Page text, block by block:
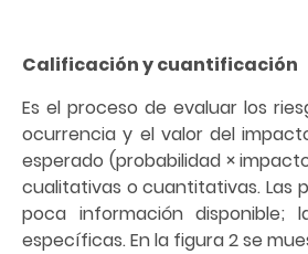
Calificación y cuantificación
Es el proceso de evaluar los
ocurrencia y el valor del
esperado (probabilidad ×
cualitativas o cuantitativas. Las
poca información disponible;
específicas. En la figura 2 se